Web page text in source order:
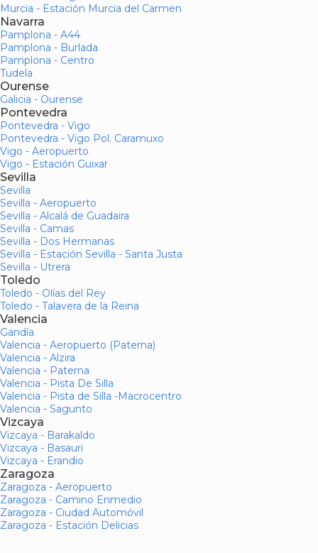
Murcia - Estación Murcia del Carmen
Navarra
Pamplona - A44
Pamplona - Burlada
Pamplona - Centro
Tudela
Ourense
Galicia - Ourense
Pontevedra
Pontevedra - Vigo
Pontevedra - Vigo Pol. Caramuxo
Vigo - Aeropuerto
Vigo - Estación Guixar
Sevilla
Sevilla
Sevilla - Aeropuerto
Sevilla - Alcalá de Guadaira
Sevilla - Camas
Sevilla - Dos Hermanas
Sevilla - Estación Sevilla - Santa Justa
Sevilla - Utrera
Toledo
Toledo - Olías del Rey
Toledo - Talavera de la Reina
Valencia
Gandía
Valencia - Aeropuerto (Paterna)
Valencia - Alzira
Valencia - Paterna
Valencia - Pista De Silla
Valencia - Pista de Silla -Macrocentro
Valencia - Sagunto
Vizcaya
Vizcaya - Barakaldo
Vizcaya - Basauri
Vizcaya - Erandio
Zaragoza
Zaragoza - Aeropuerto
Zaragoza - Camino Enmedio
Zaragoza - Ciudad Automóvil
Zaragoza - Estación Delicias